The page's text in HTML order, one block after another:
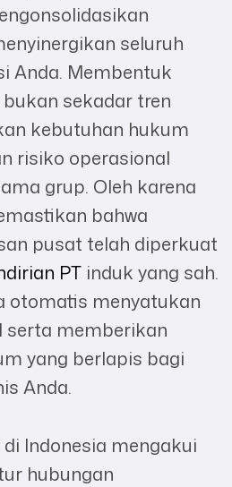
seluruh
Anda. Membentuk
sekadar tren
kebutuhan hukum
risiko operasional
grup. Oleh karena
bahwa
pusat telah diperkuat
PT induk yang sah.
otomatis menyatukan
serta memberikan
yang berlapis bagi
Anda.
Indonesia mengakui
hubungan